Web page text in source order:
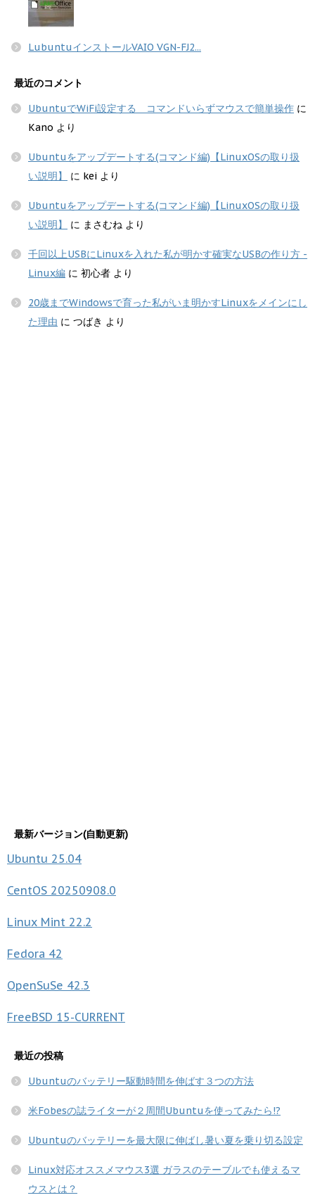
LubuntuインストールVAIO VGN-FJ2...
最近のコメント
UbuntuでWiFi設定する コマンドいらずマウスで簡単操作 に
Kano より
Ubuntuをアップデートする(コマンド編)【LinuxOSの取り扱
い説明】
に kei より
Ubuntuをアップデートする(コマンド編)【LinuxOSの取り扱
い説明】
に まさむね より
千回以上USBにLinuxを入れた私が明かす確実なUSBの作り方 -
Linux編 に 初心者 より
20歳までWindowsで育った私がいま明かすLinuxをメインにし
た理由 に つばき より
最新バージョン(自動更新)
Ubuntu 25.04
CentOS 20250908.0
Linux Mint 22.2
Fedora 42
OpenSuSe 42.3
FreeBSD 15-CURRENT
最近の投稿
Ubuntuのバッテリー駆動時間を伸ばす３つの方法
米Fobesの誌ライターが２周間Ubuntuを使ってみたら!?
Ubuntuのバッテリーを最大限に伸ばし暑い夏を乗り切る設定
Linux対応オススメマウス3選 ガラスのテーブルでも使えるマ
ウスとは？